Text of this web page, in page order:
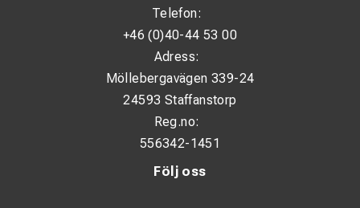
Följ oss
Telefon:
+46 (0)40-44 53 00
Adress:
Möllebergavägen 339-24
24593 Staffanstorp
Reg.no:
556342-1451